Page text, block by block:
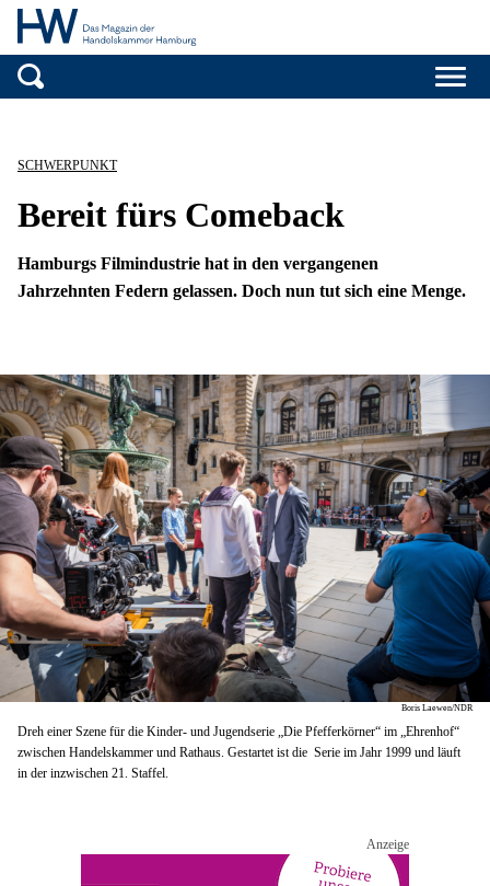
Handelskammer
SCHWERPUNKT
Bereit fürs Comeback
Hamburgs Filmindustrie hat in den vergangenen
Jahrzehnten Federn gelassen. Doch nun tut sich eine Menge.
Boris Laewen/NDR
Dreh einer Szene für die Kinder- und Jugendserie „Die Pfefferkörner“ im „Ehrenhof“
zwischen Handelskammer und Rathaus. Gestartet ist die Serie im Jahr 1999 und läuft
in der inzwischen 21. Staffel.